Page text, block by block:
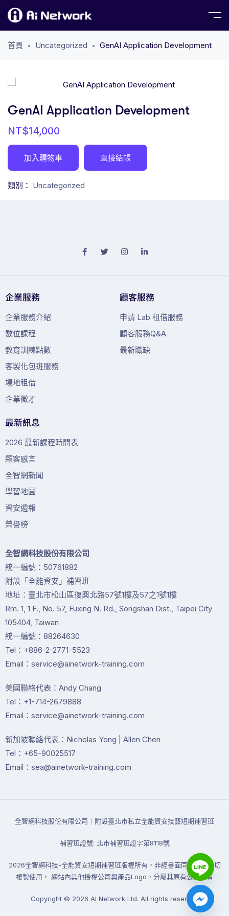
首頁 Uncategorized GenAI Application Development
GenAI Application Development
NT$14,000
加入購物車 直接結帳
類別： Uncategorized
企業服務
企業服務介紹
數位課程
教育訓練點數
客製化包班服務
場地租借
企業徵才
顧客服務
申請 Lab 租借服務
顧客服務Q&A
最新職缺
最新訊息
2026 最新課程時間表
顧客感言
全智網新聞
學習地圖
資安週報
榮譽榜
全智網科技股份有限公司
統一編號：50761882
附設「全能資安」補習班
地址：臺北市松山區復興北路57號1樓及57之1號1樓
Rm. 1, 1 F., No. 57, Fuxing N. Rd., Songshan Dist., Taipei City
105404, Taiwan
統一編號：88264630
Tel：+886-2-2771-5523
Email：service@ainetwork-training.com
美國聯絡代表：Andy Chang
Tel：+1-714-2679888
Email：service@ainetwork-training.com
新加坡聯絡代表：Nicholas Yong | Allen Chen
Tel：+65-90025517
Email：sea@ainetwork-training.com
全智網科技股份有限公司｜附設臺北市私立全能資安技藝短期補習班
補習班證號: 北市補習班證字第8118號
2026全智網科技-全能資安短期補習班版權所有，非經書面同意禁止一切
複製使用， 網站內其他授權公司與產品Logo，分屬其原有公司所有
Copyright © 2026 AI Network Ltd. All rights reserved